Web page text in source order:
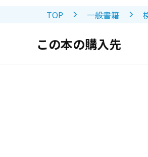
TOP 一般書籍
この本の購入先